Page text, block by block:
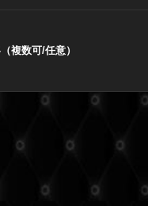
複数可/任意）